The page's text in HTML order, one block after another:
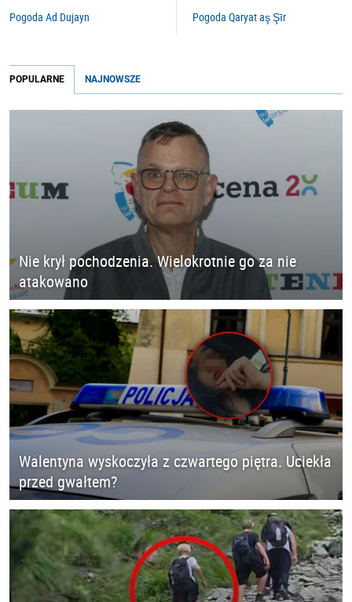
Pogoda Ad Dujayn Pogoda Qaryat aş Şīr
POPULARNE NAJNOWSZE
Nie krył pochodzenia. Wielokrotnie go za nie
atakowano
Walentyna wyskoczyła z czwartego piętra. Uciekła
przed gwałtem?